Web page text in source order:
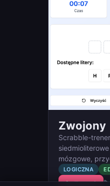
Zwojony
Scrabble-
mózgowe,
LOGICZNA
▶ Zagraj